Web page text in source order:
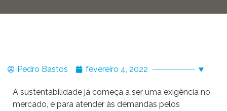
Pedro Bastos fevereiro 4, 2022
A sustentabilidade já começa a ser uma exigência no
mercado, e para atender às demandas pelos